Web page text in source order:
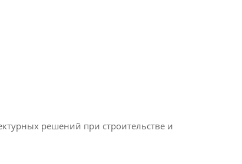
решений при строительстве и